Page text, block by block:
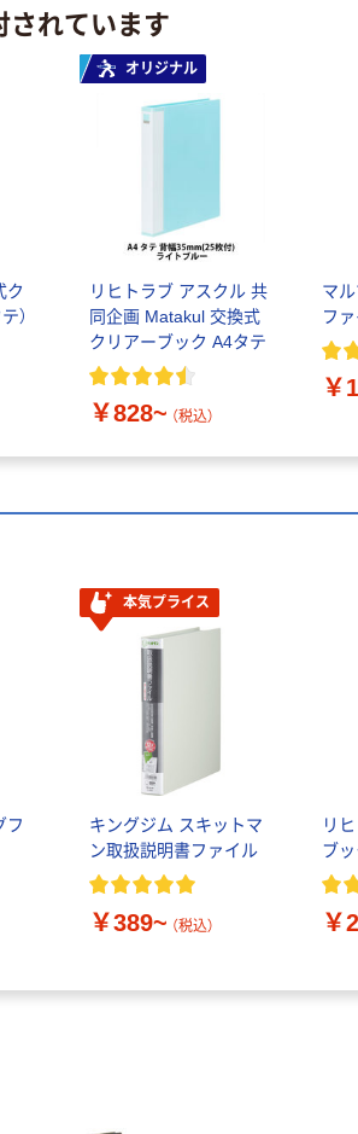
されています
ク
）
オリジナル
リヒトラブ アスクル 共
同企画 Matakul 交換式
クリアーブック A4タテ
￥828~ （税込）
マ
フ
￥
フ
本気プライス
キングジム スキットマ
ン取扱説明書ファイル
￥389~ （税込）
リ
ブ
￥